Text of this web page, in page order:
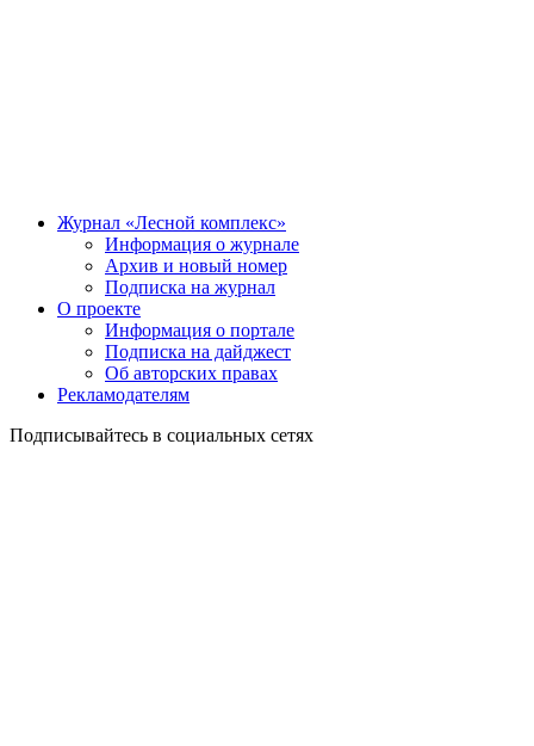
Журнал «Лесной комплекс»
Информация о журнале
Архив и новый номер
Подписка на журнал
О проекте
Информация о портале
Подписка на дайджест
Об авторских правах
Рекламодателям
Подписывайтесь в социальных сетях